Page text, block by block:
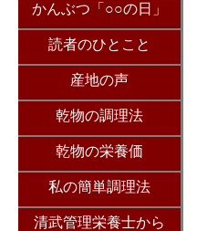
かんぶつ「○○の日」
読者のひとこと
産地の声
乾物の調理法
乾物の栄養価
私の簡単調理法
清武管理栄養士から